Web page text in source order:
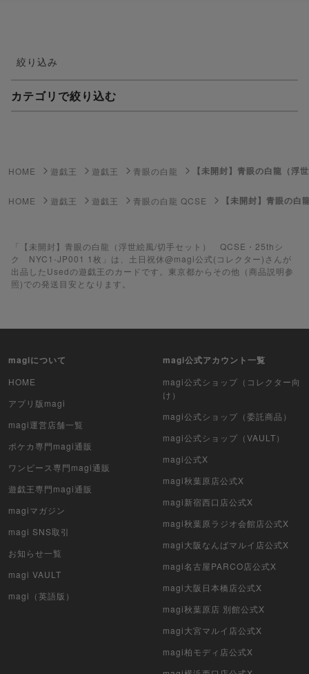
絞り込み
カテゴリで絞り込む
遊戯王ラッシュデュエル
ポケカ（未開封BOX）
遊戯王（未開封パック）
デュエル・マスターズ
マジック：ザ・ギャザリング
ヴァイスシュヴァルツ
クリプトスペルズ
遊戯王初期
デュエマクラシック
HOME 遊戯王 遊戯王 青眼の白龍 【未開封】青眼の白龍（
HOME 遊戯王 遊戯王 青眼の白龍 QCSE 【未開封】青眼の
「【未開封】青眼の白龍（浮世絵風/切手セット） QCSE・25thシ
ク NYC1-JP001 1枚」は、土日祝休@magi公式(コレクター)さんが
出品したUsedの遊戯王のカードです。東京都からその他（商品説明参
照)での発送目安となります。
magiについて
HOME
アプリ版magi
magi運営店舗一覧
ポケカ専門magi通販
ワンピース専門magi通販
遊戯王専門magi通販
magiマガジン
magi SNS取引
お知らせ一覧
magi VAULT
magi（英語版）
magi公式アカウント一覧
magi公式ショップ（コレクター向
け）
magi公式ショップ（委託商品）
magi公式ショップ（VAULT）
magi公式X
magi秋葉原店公式X
magi新宿西口店公式X
magi秋葉原ラジオ会館店公式X
magi大阪なんばマルイ店公式X
magi名古屋PARCO店公式X
magi大阪日本橋店公式X
magi秋葉原店 別館公式X
magi大宮マルイ店公式X
magi柏モディ店公式X